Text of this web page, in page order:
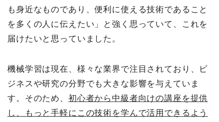
も身近なものであり、便利に使える技術であること
を多くの人に伝えたい」と強く思っていて、これを
届けたいと思っていました。
機械学習は現在、様々な業界で注目されており、ビ
ジネスや研究の分野でも大きな影響を与えていま
す。そのため、 初心者から中級者向けの講座を提供
し、もっと手軽にこの技術を学んで活用できるよう